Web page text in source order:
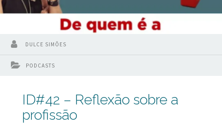
PODCASTS
DULCE SIMÕES
ID#42 – Reflexão sobre a
profissão